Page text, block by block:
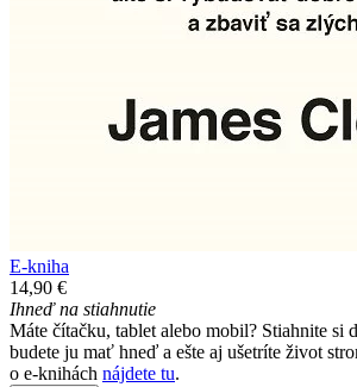
E-kniha
14,90 €
Ihneď na stiahnutie
Máte čítačku, tablet alebo mobil? Stiahnite si
budete ju mať hneď a ešte aj ušetríte život
o e-knihách nájdete tu.